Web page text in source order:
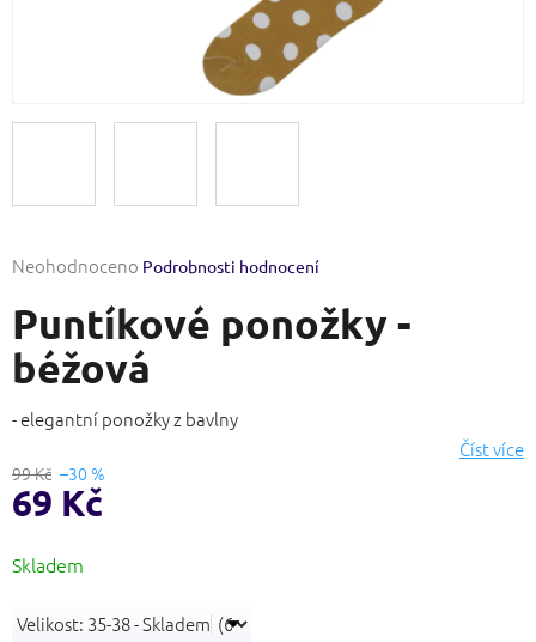
Průměrné
produktu
je
0,0
z
hvězdiček.
Neohodnoceno Podrobnosti hodnocení
Puntíkové ponožky -
béžová
- elegantní ponožky z bavlny
Číst více
99 Kč –30 %
69 Kč
cena:
Skladem